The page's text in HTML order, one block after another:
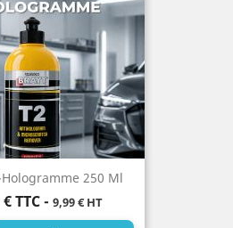
250 Ml
€TTC- 9,99 € HT